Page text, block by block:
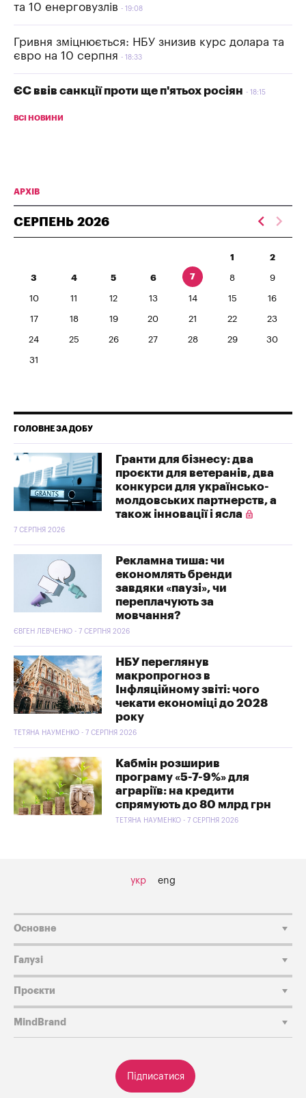
та 10 енерговузлів 19:08
Гривня зміцнюється: НБУ знизив курс долара та
євро на 10 серпня
18:33
ЄС ввів санкції проти ще п'ятьох росіян 18:15
ВСІ НОВИНИ
АРХІВ
СЕРПЕНЬ 2026
1 2
3 4 5 6 7 8 9
10 11 12 13 14 15 16
17 18 19 20 21 22 23
24 25 26 27 28 29 30
31
ГОЛОВНЕ ЗА ДОБУ
Гранти для бізнесу: два
проєкти для ветеранів, два
конкурси для українсько-
молдовських партнерств, а
також інновації і ясла
7 СЕРПНЯ 2026
Рекламна тиша: чи
економлять бренди
завдяки «паузі», чи
переплачують за
мовчання?
ЄВГЕН ЛЕВЧЕНКО - 7 СЕРПНЯ 2026
НБУ переглянув
макропрогноз в
Інфляційному звіті: чого
чекати економіці до 2028
року
ТЕТЯНА НАУМЕНКО - 7 СЕРПНЯ 2026
Кабмін розширив
програму «5-7-9%» для
аграріїв: на кредити
спрямують до 80 млрд грн
ТЕТЯНА НАУМЕНКО - 7 СЕРПНЯ 2026
укр eng
Підписатися
Основне
Галузі
Проєкти
MindBrand